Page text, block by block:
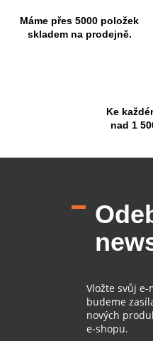
Máme přes 5000 položek
skladem na prodejně.
Ke
nad 1
Vložte svůj e-
budeme
nových
e-shopu.